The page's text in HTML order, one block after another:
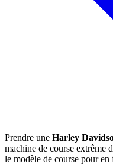
Prendre une Harley
machine de course extrême
le modèle de course pour